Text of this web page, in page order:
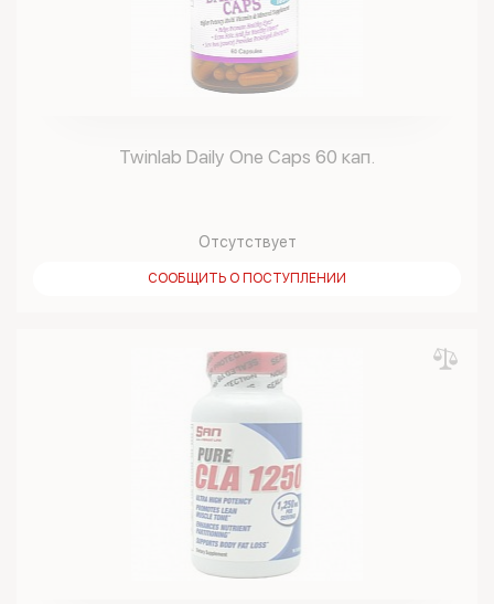
Twinlab Daily One Caps 60 кап.
Отсутствует
СООБЩИТЬ О ПОСТУПЛЕНИИ